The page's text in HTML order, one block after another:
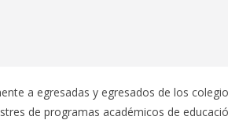
a egresadas y egresados de los
de programas académicos de